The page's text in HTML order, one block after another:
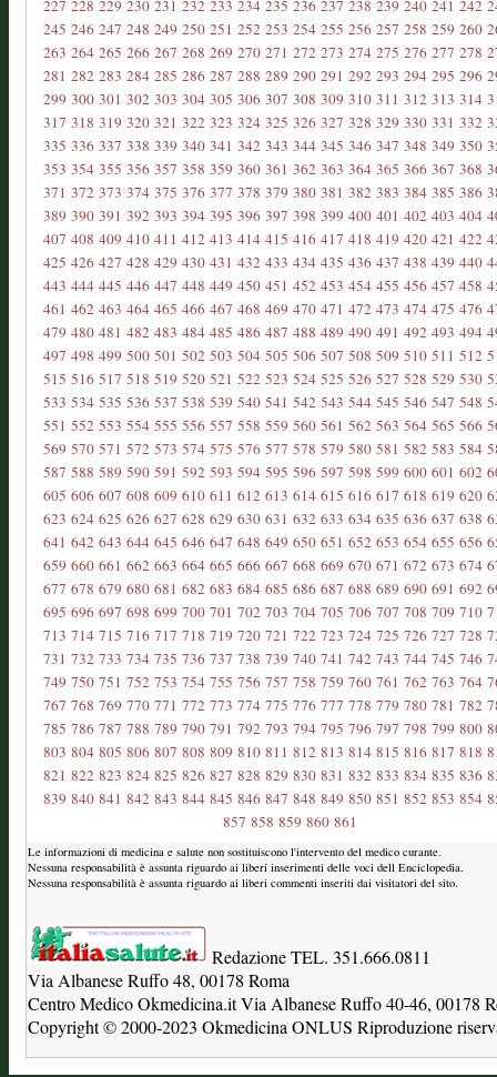
227 228 229 230 231 232 233 234 235 236 237 238 239 240 241 242
245 246 247 248 249 250 251 252 253 254 255 256 257 258 259 260
263 264 265 266 267 268 269 270 271 272 273 274 275 276 277 278
281 282 283 284 285 286 287 288 289 290 291 292 293 294 295 296
299 300 301 302 303 304 305 306 307 308 309 310 311 312 313 314
317 318 319 320 321 322 323 324 325 326 327 328 329 330 331 332
335 336 337 338 339 340 341 342 343 344 345 346 347 348 349 350
353 354 355 356 357 358 359 360 361 362 363 364 365 366 367 368
371 372 373 374 375 376 377 378 379 380 381 382 383 384 385 386
389 390 391 392 393 394 395 396 397 398 399 400 401 402 403 404
407 408 409 410 411 412 413 414 415 416 417 418 419 420 421 422
425 426 427 428 429 430 431 432 433 434 435 436 437 438 439 440
443 444 445 446 447 448 449 450 451 452 453 454 455 456 457 458
461 462 463 464 465 466 467 468 469 470 471 472 473 474 475 476
479 480 481 482 483 484 485 486 487 488 489 490 491 492 493 494
497 498 499 500 501 502 503 504 505 506 507 508 509 510 511 512
515 516 517 518 519 520 521 522 523 524 525 526 527 528 529 530
533 534 535 536 537 538 539 540 541 542 543 544 545 546 547 548
551 552 553 554 555 556 557 558 559 560 561 562 563 564 565 566
569 570 571 572 573 574 575 576 577 578 579 580 581 582 583 584
587 588 589 590 591 592 593 594 595 596 597 598 599 600 601 602
605 606 607 608 609 610 611 612 613 614 615 616 617 618 619 620
623 624 625 626 627 628 629 630 631 632 633 634 635 636 637 638
641 642 643 644 645 646 647 648 649 650 651 652 653 654 655 656
659 660 661 662 663 664 665 666 667 668 669 670 671 672 673 674
677 678 679 680 681 682 683 684 685 686 687 688 689 690 691 692
695 696 697 698 699 700 701 702 703 704 705 706 707 708 709 710
713 714 715 716 717 718 719 720 721 722 723 724 725 726 727 728
731 732 733 734 735 736 737 738 739 740 741 742 743 744 745 746
749 750 751 752 753 754 755 756 757 758 759 760 761 762 763 764
767 768 769 770 771 772 773 774 775 776 777 778 779 780 781 782
785 786 787 788 789 790 791 792 793 794 795 796 797 798 799 800
803 804 805 806 807 808 809 810 811 812 813 814 815 816 817 818
821 822 823 824 825 826 827 828 829 830 831 832 833 834 835 836
839 840 841 842 843 844 845 846 847 848 849 850 851 852 853 854
857 858 859 860 861
Le informazioni di medicina e salute non sostituiscono l'intervento del medico curante.
Nessuna responsabilità è assunta riguardo ai liberi inserimenti delle voci dell Enciclopedia.
Nessuna responsabilità è assunta riguardo ai liberi commenti inseriti dai visitatori del sito.
Redazione TEL. 351.666.0811
Via Albanese Ruffo 48, 00178 Roma
Centro Medico Okmedicina.it Via Albanese Ruffo 40-46, 00178
Copyright © 2000-2023 Okmedicina ONLUS Riproduzione